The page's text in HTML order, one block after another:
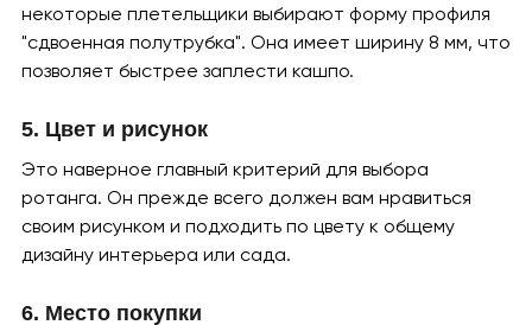
некоторые плетельщики выбирают форму профиля
"сдвоенная полутрубка". Она имеет ширину 8 мм, что
позволяет быстрее заплести кашпо.
5. Цвет и рисунок
Это наверное главный критерий для выбора
ротанга. Он прежде всего должен вам нравиться
своим рисунком и подходить по цвету к общему
дизайну интерьера или сада.
6. Место покупки